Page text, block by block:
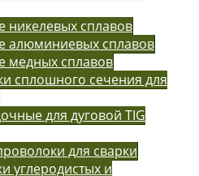
никелевых сплавов
алюминиевых сплавов
медных сплавов
сплошного сечения для
для дуговой TIG
для сварки
углеродистых и